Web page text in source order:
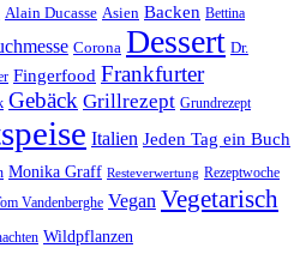
Alain Ducasse Asien Backen Bettina
Corona Dessert Dr.
Fingerfood Frankfurter
Gebäck Grillrezept Grundrezept
Italien Jeden Tag ein Buch
Monika Graff Resteverwertung Rezeptwoche
Vandenberghe Vegan Vegetarisch
Wildpflanzen